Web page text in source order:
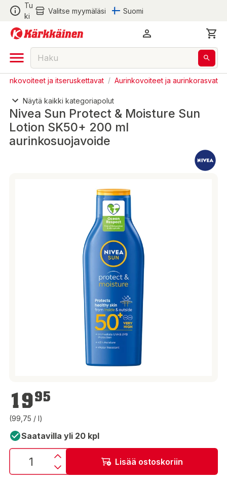
Tu
ki
Valitse myymäläsi Suomi
ja itseruskettavat / Aurinkovoiteet ja aurinkorasvat
Näytä kaikki kategoriapolut
Nivea Sun Protect & Moisture Sun
Lotion SK50+ 200 ml
aurinkosuojavoide
19,95 €
1995
(99,75 / l)
Saatavilla yli 20 kpl
Lisää ostoskoriin